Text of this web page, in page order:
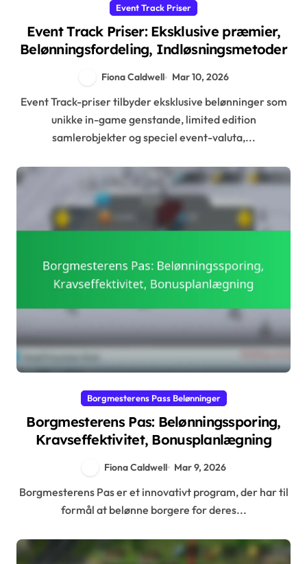
Event Track Priser
Event Track Priser: Eksklusive præmier,
Belønningsfordeling, Indløsningsmetoder
Fiona Caldwell Mar 10, 2026
Event Track-priser tilbyder eksklusive belønninger som
unikke in-game genstande, limited edition
samlerobjekter og speciel event-valuta,...
Borgmesterens Pass Belønninger
Borgmesterens Pas: Belønningssporing,
Kravseffektivitet, Bonusplanlægning
Fiona Caldwell Mar 9, 2026
Borgmesterens Pas er et innovativt program, der har til
formål at belønne borgere for deres...